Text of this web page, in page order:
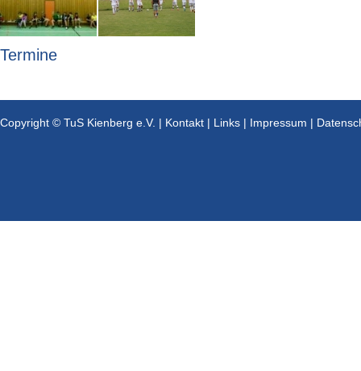
Termine
Copyright © TuS Kienberg e.V. | Kontakt | Links | Impressum |